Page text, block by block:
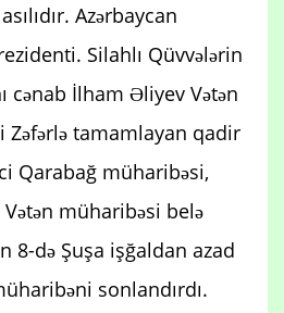
Azərbaycan
Silahlı Qüvvələrin
cənab İlham Əliyev Vətən
tamamlayan qadir
Qarabağ müharibəsi,
müharibəsi belə
8-də Şuşa işğaldan azad
sonlandırdı.